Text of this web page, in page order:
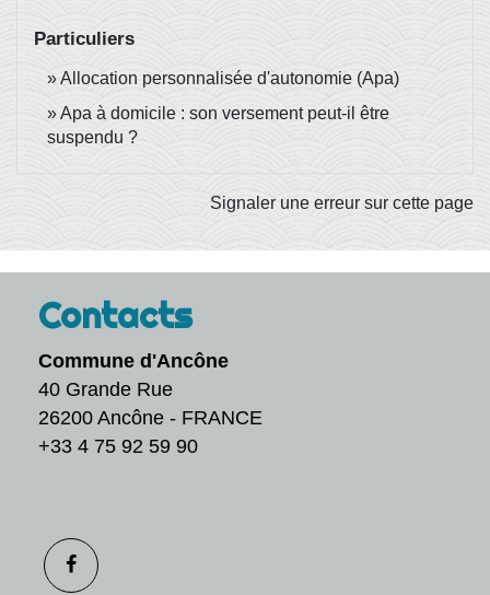
Particuliers
Allocation personnalisée d'autonomie (Apa)
Apa à domicile : son versement peut-il être
suspendu ?
Signaler une erreur sur cette page
Contacts
Commune d'Ancône
40 Grande Rue
26200 Ancône - FRANCE
+33 4 75 92 59 90